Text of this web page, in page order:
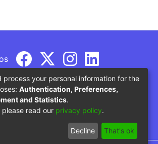
Ministerio de Educación
process your personal information for the
Authentication, Preferences,
and Statistics.
please read our privacy policy.
Decline That's ok